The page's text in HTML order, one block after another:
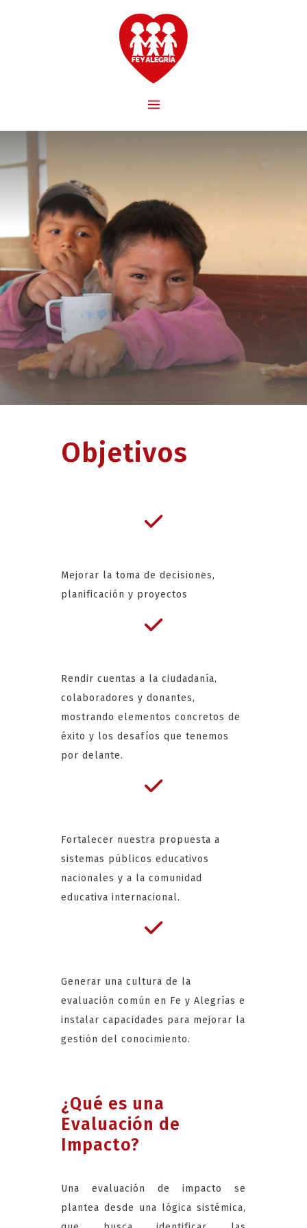
Objetivos
Mejorar la toma de decisiones,
planificación y proyectos
Rendir cuentas a la ciudadanía,
colaboradores y donantes,
mostrando elementos concretos de
éxito y los desafíos que tenemos
por delante.
Fortalecer nuestra propuesta a
sistemas públicos educativos
nacionales y a la comunidad
educativa internacional.
Generar una cultura de la
evaluación común en Fe y Alegrías e
instalar capacidades para mejorar la
gestión del conocimiento.
¿Qué es una
Evaluación de
Impacto?
Una evaluación de impacto se
plantea desde una lógica sistémica,